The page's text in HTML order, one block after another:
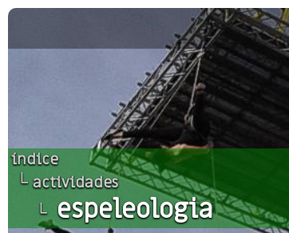
índice
└actividades
└ espeleologia